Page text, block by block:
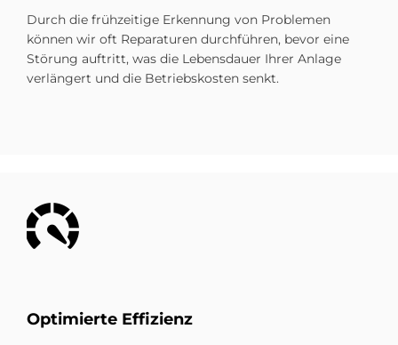
Durch die frühzeitige Erkennung von Problemen
können wir oft Reparaturen durchführen, bevor eine
Störung auftritt, was die Lebensdauer Ihrer Anlage
verlängert und die Betriebskosten senkt.
Bild
Optimierte Effizienz